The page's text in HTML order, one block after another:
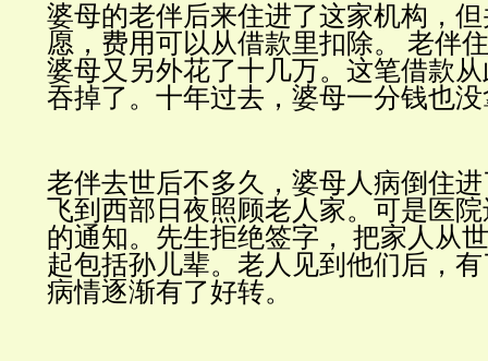
婆母的老伴后来住进了这家机构，
愿，费用可以从借款里扣除。
老伴
婆母又另外花了十几万。这笔借款
吞掉了。十年过去，婆母一分钱也
老伴去世后不多久，婆母人病倒住
飞到西部日夜照顾老人家。可是医
的通知。先生拒绝签字，
把家人从
起包括孙儿辈。老人见到他们后，
病情逐渐有了好转。